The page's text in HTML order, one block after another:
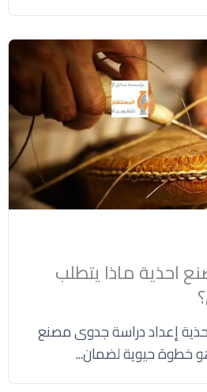
احذية ماذا يتطلب
إعداد دراسة جدوى مصنع
خطوة حيوية لضمان...